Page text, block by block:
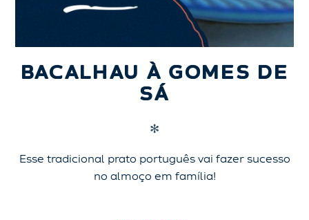
BACALHAU À GOMES DE
SÁ
✻
Esse tradicional prato português vai fazer sucesso
no almoço em família!